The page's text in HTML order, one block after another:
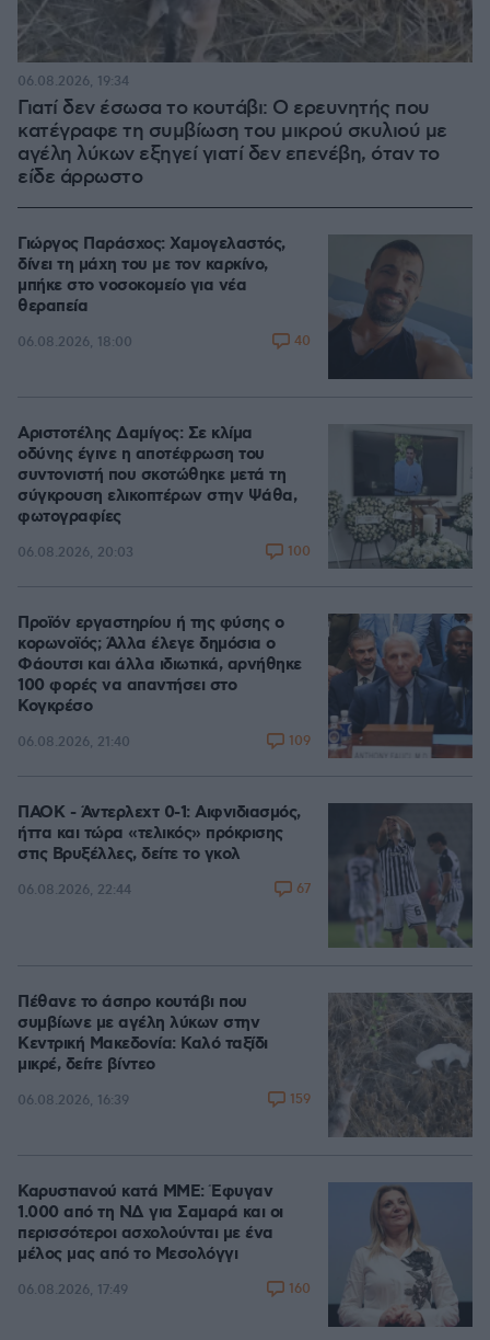
Γιατί δεν έσωσα το κουτάβι: Ο ερευνητής που
κατέγραφε τη συμβίωση του μικρού σκυλιού με
αγέλη λύκων εξηγεί γιατί δεν επενέβη, όταν το
είδε άρρωστο
06.08.2026, 19:34
Γιώργος Παράσχος: Χαμογελαστός,
δίνει τη μάχη του με τον καρκίνο,
μπήκε στο νοσοκομείο για νέα
θεραπεία
06.08.2026, 18:00 40
Αριστοτέλης Δαμίγος: Σε κλίμα
οδύνης έγινε η αποτέφρωση του
συντονιστή που σκοτώθηκε μετά τη
σύγκρουση ελικοπτέρων στην Ψάθα,
φωτογραφίες
06.08.2026, 20:03 100
Προϊόν εργαστηρίου ή της φύσης ο
κορωνοϊός; Άλλα έλεγε δημόσια ο
Φάουτσι και άλλα ιδιωτικά, αρνήθηκε
100 φορές να απαντήσει στο
Κογκρέσο
06.08.2026, 21:40 109
ΠΑΟΚ - Άντερλεχτ 0-1: Αιφνιδιασμός,
ήττα και τώρα «τελικός» πρόκρισης
στις Βρυξέλλες, δείτε το γκολ
06.08.2026, 22:44 67
Πέθανε το άσπρο κουτάβι που
συμβίωνε με αγέλη λύκων στην
Κεντρική Μακεδονία: Καλό ταξίδι
μικρέ, δείτε βίντεο
06.08.2026, 16:39 159
Καρυστιανού κατά ΜΜΕ: Έφυγαν
1.000 από τη ΝΔ για Σαμαρά και οι
περισσότεροι ασχολούνται με ένα
μέλος μας από το Μεσολόγγι
06.08.2026, 17:49 160